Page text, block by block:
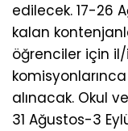
edilecek. 17-26
kalan
öğrenciler için
alınacak. Okul
31 Ağustos-3